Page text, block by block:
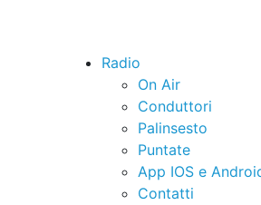
Radio
On Air
Conduttori
Palinsesto
Puntate
App IOS e
Contatti